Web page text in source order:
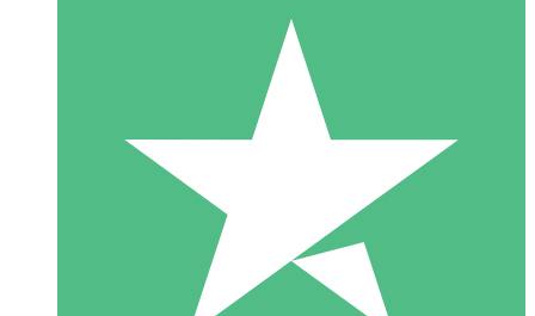
10 Descargas
20 00